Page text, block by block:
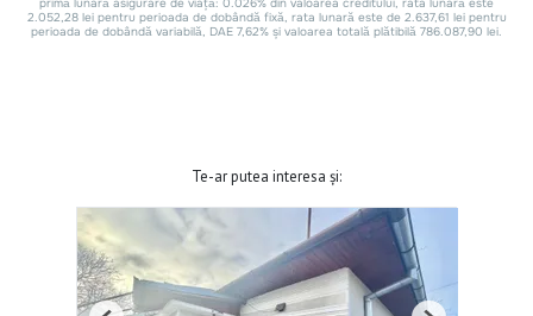
Te-ar putea interesa și: